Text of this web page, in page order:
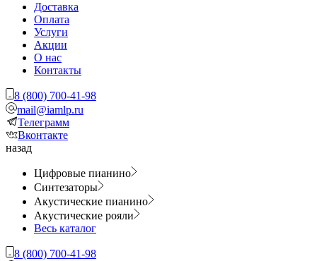
Доставка
Оплата
Услуги
Акции
О нас
Контакты
8 (800) 700-41-98
mail@iamlp.ru
Телеграмм
Вконтакте
назад
Цифровые пианино
Синтезаторы
Акустические пианино
Акустические рояли
Весь каталог
8 (800) 700-41-98